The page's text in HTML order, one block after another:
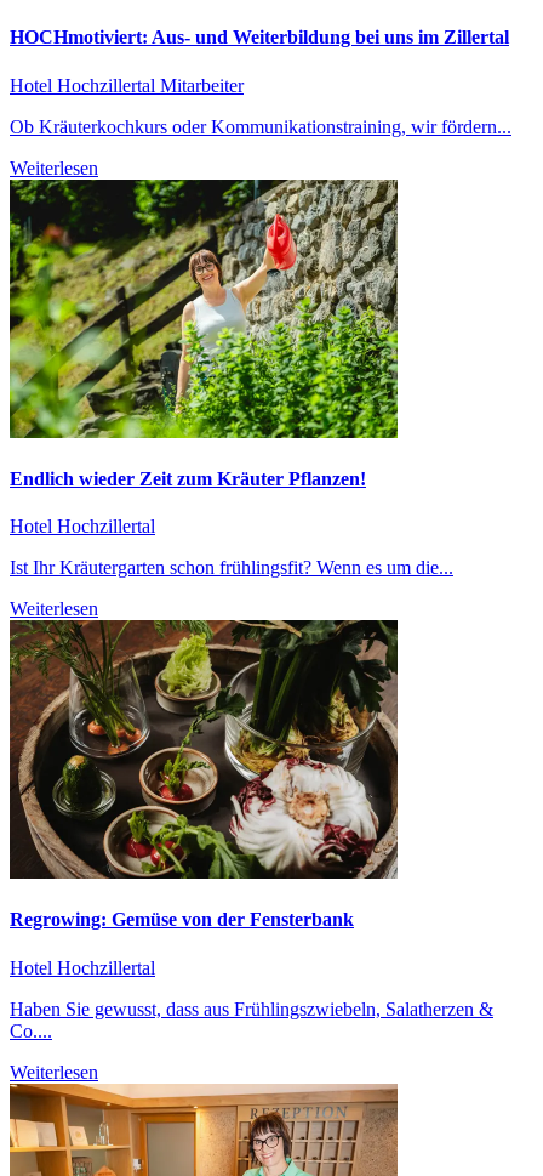
HOCHmotiviert: Aus- und Weiterbildung bei uns im Zillertal
Hotel Hochzillertal Mitarbeiter
Ob Kräuterkochkurs oder Kommunikationstraining, wir fördern...
Weiterlesen
Endlich wieder Zeit zum Kräuter Pflanzen!
Hotel Hochzillertal
Ist Ihr Kräutergarten schon frühlingsfit? Wenn es um die...
Weiterlesen
Regrowing: Gemüse von der Fensterbank
Hotel Hochzillertal
Haben Sie gewusst, dass aus Frühlingszwiebeln, Salatherzen &
Co....
Weiterlesen